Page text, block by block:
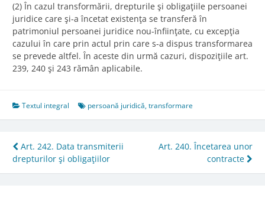
(2) În cazul transformării, drepturile şi obligaţiile persoanei
juridice care şi-a încetat existenţa se transferă în
patrimoniul persoanei juridice nou-înfiinţate, cu excepţia
cazului în care prin actul prin care s-a dispus transformarea
se prevede altfel. În aceste din urmă cazuri, dispoziţiile art.
239, 240 şi 243 rămân aplicabile.
Textul integral persoană juridică,transformare
Post
navigation
Art. 242. Data transmiterii
drepturilor şi obligaţiilor
Art. 240. Încetarea unor
contracte